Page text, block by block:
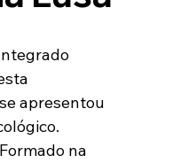
Sócio-Torcedor
apresentou
na